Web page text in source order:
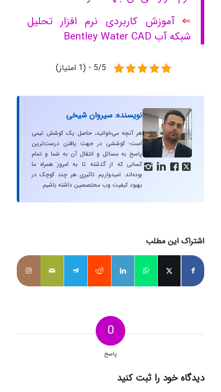
⇐آموزش کاربردی نرم افزار تحلیل
شبکه آب Bentley Water CAD
5/5 - (1 امتیاز)
   
نویسنده: سیروان شیخی
هر آنچه می‌خوانید، حاصل یک کوشش تیمی
است؛ کوششی در جهت یافتن درست‌ترین
پاسخ به مسائل و انتقال آن به شما و تمام
کسانی که از گذشته تا به امروز همراه ما
بوده‌اند. امیدواریم تاثیری هر چند کوچک در
بهبود کیفیت وب محتصصین داشته باشیم.
اشتراک این مطلب
0
پاسخ
دیدگاه خود را ثبت کنید